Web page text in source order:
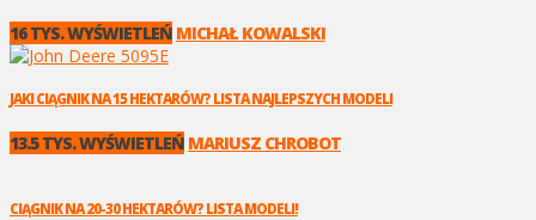
16 TYS. WYŚWIETLEŃ MICHAŁ KOWALSKI
JAKI CIĄGNIK NA 15 HEKTARÓW? LISTA NAJLEPSZYCH MODELI
13.5 TYS. WYŚWIETLEŃ MARIUSZ CHROBOT
CIĄGNIK NA 20-30 HEKTARÓW? LISTA MODELI!